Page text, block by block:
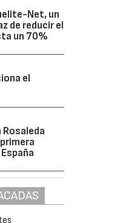
Net, un
de reducir el
un 70%
el
Rosaleda